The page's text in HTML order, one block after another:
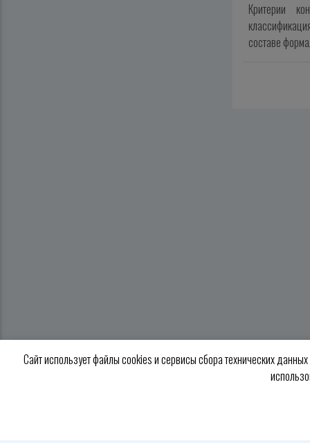
Критерии
составе
Сайт использует файлы cookies и сервисы сбора технических